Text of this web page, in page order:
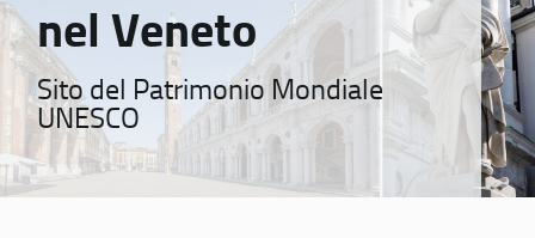
nel Veneto
Sito del Patrimonio Mondiale
UNESCO